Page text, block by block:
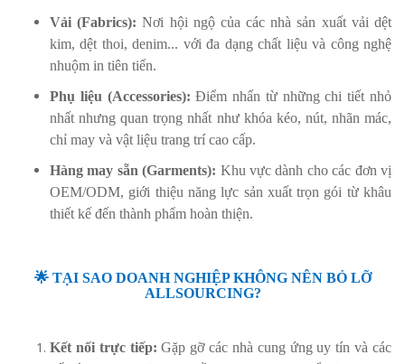
Vải (Fabrics): Nơi hội ngộ của các nhà sản xuất vải dệt
kim, dệt thoi, denim... với đa dạng chất liệu và công nghệ
nhuộm in tiên tiến.
Phụ liệu (Accessories): Điểm nhấn từ những chi tiết nhỏ
nhất nhưng quan trọng nhất như khóa kéo, nút, nhãn mác,
chỉ may và vật liệu trang trí cao cấp.
Hàng may sẵn (Garments): Khu vực dành cho các đơn vị
OEM/ODM, giới thiệu năng lực sản xuất trọn gói từ khâu
thiết kế đến thành phẩm hoàn thiện.
🌟 TẠI SAO DOANH NGHIỆP KHÔNG NÊN BỎ LỠ
ALLSOURCING?
Kết nối trực tiếp: Gặp gỡ các nhà cung ứng uy tín và các